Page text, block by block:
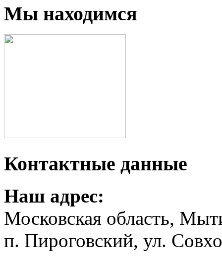
Мы находимся
Контактные данные
Наш адрес:
Московская область,
п. Пироговский, ул.